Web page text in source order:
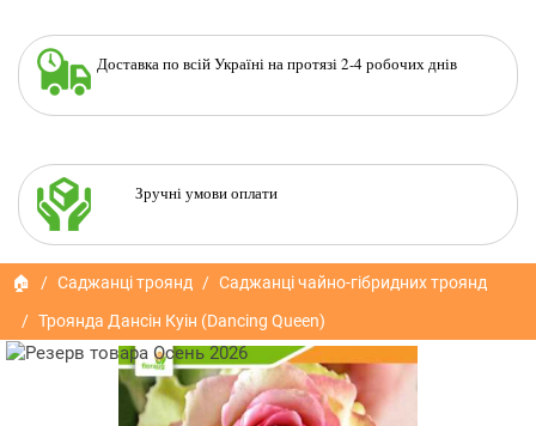
Доставка по всій Україні на протязі 2-4 робочих днів
Зручні умови оплати
🏠 Саджанці троянд
Саджанці чайно-гібридних троянд
Троянда Дансін Куін (Dancing Queen)